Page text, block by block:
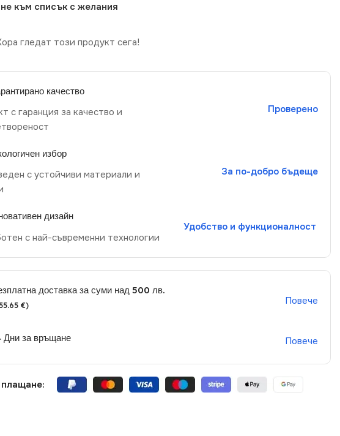
към списък с желания
гледат този продукт сега!
качество
с гаранция за качество и
Проверено
избор
с устойчиви материали и
За по-добро бъдеще
дизайн
с най-съвременни технологии
Удобство и функционалност
доставка за суми над 500 лв.
€) Повече
Дни за връщане Повече